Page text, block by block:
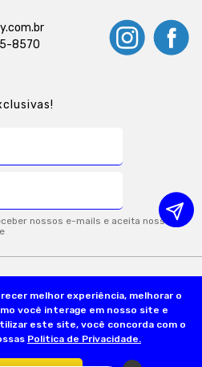
melhor experiência, melhorar o
você interage em nosso site e
este site, você concorda com o
Politica de Privacidade.
8570